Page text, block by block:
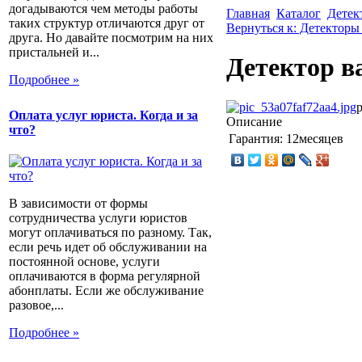
догадываются чем методы работы
таких структур отличаются друг от
друга. Но давайте посмотрим на них
пристальней и...
Подробнее »
Оплата услуг юриста. Когда и за
что?
В зависимости от формы
сотрудничества услуги юристов
могут оплачиваться по разному. Так,
если речь идет об обслуживании на
постоянной основе, услуги
оплачиваются в форма регулярной
абонплаты. Если же обслуживание
разовое,...
Подробнее »
Главная Каталог
Вернуться к:
Детектор
Описание
Гарантия: 12месяцев